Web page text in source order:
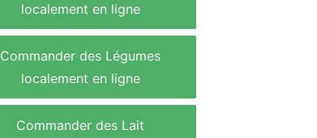
localement en ligne
Commander des Légumes
localement en ligne
Commander des Lait